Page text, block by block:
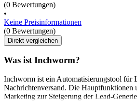
(0 Bewertungen)
•
Keine Preisinformationen
(0 Bewertungen)
Direkt vergleichen
Was ist Inchworm?
Inchworm ist ein Automatisierungstool für
Nachrichtenversand. Die Hauptfunktionen
Marketing zur Steigerung der Lead-